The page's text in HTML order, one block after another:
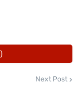
රන්
සුදුසුය.
Next Post